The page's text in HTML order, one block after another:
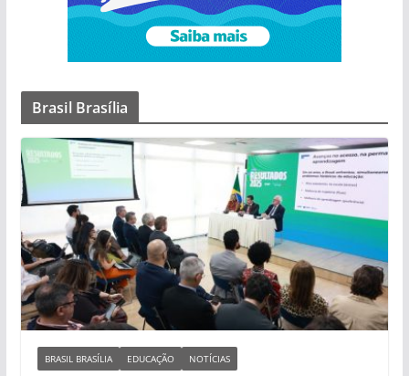
Brasil Brasília
BRASIL BRASÍLIA EDUCAÇÃO NOTÍCIAS